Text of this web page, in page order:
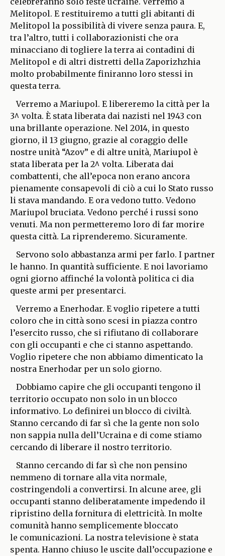
Melitopol. E restituiremo a tutti gli abitanti di
Melitopol la possibilità di vivere senza paura. E,
tra l’altro, tutti i collaborazionisti che ora
minacciano di togliere la terra ai contadini di
Melitopol e di altri distretti della Zaporizhzhia
molto probabilmente finiranno loro stessi in
questa terra.
Verremo a Mariupol. E libereremo la città per la
3^ volta. È stata liberata dai nazisti nel 1943 con
una brillante operazione. Nel 2014, in questo
giorno, il 13 giugno, grazie al coraggio delle
nostre unità “Azov” e di altre unità, Mariupol è
stata liberata per la 2^ volta. Liberata dai
combattenti, che all’epoca non erano ancora
pienamente consapevoli di ciò a cui lo Stato russo
li stava mandando. E ora vedono tutto. Vedono
Mariupol bruciata. Vedono perché i russi sono
venuti. Ma non permetteremo loro di far morire
questa città. La riprenderemo. Sicuramente.
Servono solo abbastanza armi per farlo. I partner
le hanno. In quantità sufficiente. E noi lavoriamo
ogni giorno affinché la volontà politica ci dia
queste armi per presentarci.
Verremo a Enerhodar. E voglio ripetere a tutti
coloro che in città sono scesi in piazza contro
l’esercito russo, che si rifiutano di collaborare
con gli occupanti e che ci stanno aspettando.
Voglio ripetere che non abbiamo dimenticato la
nostra Enerhodar per un solo giorno.
Dobbiamo capire che gli occupanti tengono il
territorio occupato non solo in un blocco
informativo. Lo definirei un blocco di civiltà.
Stanno cercando di far sì che la gente non solo
non sappia nulla dell’Ucraina e di come stiamo
cercando di liberare il nostro territorio.
Stanno cercando di far sì che non pensino
nemmeno di tornare alla vita normale,
costringendoli a convertirsi. In alcune aree, gli
occupanti stanno deliberatamente impedendo il
ripristino della fornitura di elettricità. In molte
comunità hanno semplicemente bloccato
le comunicazioni. La nostra televisione è stata
spenta. Hanno chiuso le uscite dall’occupazione e